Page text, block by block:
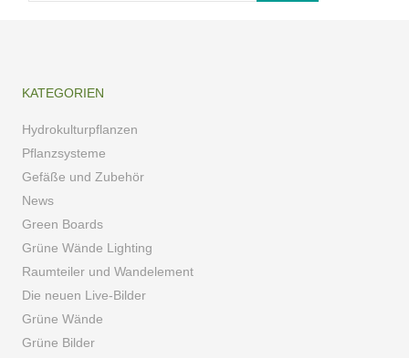
KATEGORIEN
Hydrokulturpflanzen
Pflanzsysteme
Gefäße und Zubehör
News
Green Boards
Grüne Wände Lighting
Raumteiler und Wandelement
Die neuen Live-Bilder
Grüne Wände
Grüne Bilder